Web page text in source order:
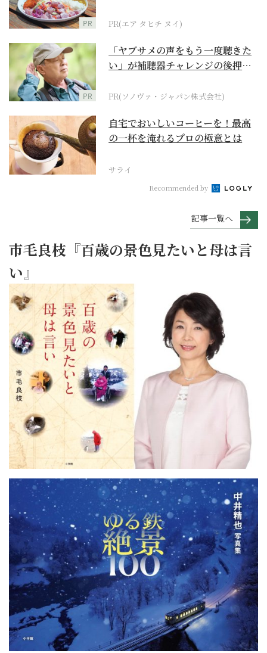
PR PR(エア タヒチ ヌイ)
PR
「ヤブサメの声をもう一度聴きた
い」が補聴器チャレンジの後押し
PR(ソノヴァ・ジャパン株式会社)
自宅でおいしいコーヒーを！最高
の一杯を淹れるプロの極意とは
サライ
Recommended by
記事一覧へ
市毛良枝『百歳の景色見たいと母は言
い』